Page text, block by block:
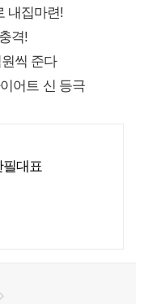
내집마련!
격!
씩 준다
어트 신 등극
대표